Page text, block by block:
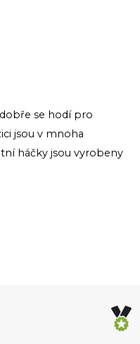
se hodí pro
jsou v mnoha
háčky jsou vyrobeny